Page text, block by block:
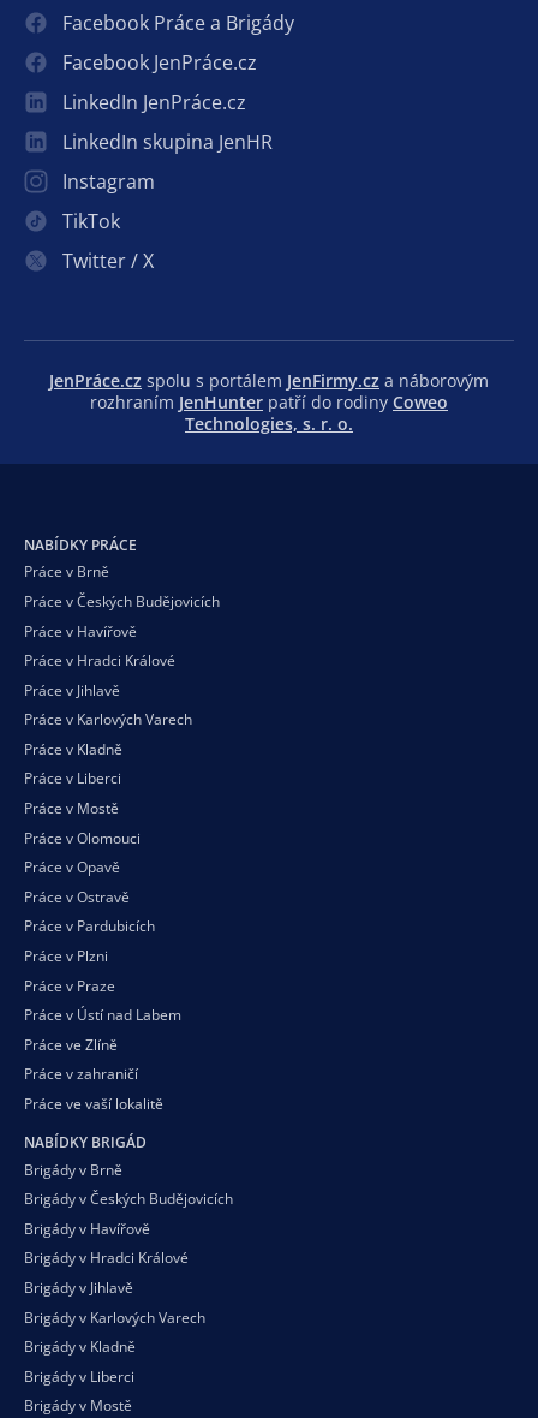
Facebook Práce a Brigády
Facebook JenPráce.cz
LinkedIn JenPráce.cz
LinkedIn skupina JenHR
Instagram
TikTok
Twitter / X
JenPráce.cz spolu s portálem JenFirmy.cz a náborovým
rozhraním JenHunter patří do rodiny Coweo
Technologies, s. r. o.
NABÍDKY PRÁCE
Práce v Brně
Práce v Českých Budějovicích
Práce v Havířově
Práce v Hradci Králové
Práce v Jihlavě
Práce v Karlových Varech
Práce v Kladně
Práce v Liberci
Práce v Mostě
Práce v Olomouci
Práce v Opavě
Práce v Ostravě
Práce v Pardubicích
Práce v Plzni
Práce v Praze
Práce v Ústí nad Labem
Práce ve Zlíně
Práce v zahraničí
Práce ve vaší lokalitě
NABÍDKY BRIGÁD
Brigády v Brně
Brigády v Českých Budějovicích
Brigády v Havířově
Brigády v Hradci Králové
Brigády v Jihlavě
Brigády v Karlových Varech
Brigády v Kladně
Brigády v Liberci
Brigády v Mostě